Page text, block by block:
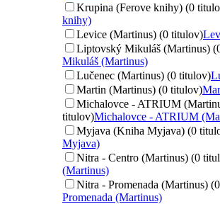
Krupina (Ferove knihy) (0
knihy)
Levice (Martinus) (0 titulov)
Liptovský Mikuláš (Martinus)
Mikuláš (Martinus)
Lučenec (Martinus) (0 titulov)
Martin (Martinus) (0 titulov)
Michalovce - ATRIUM
titulov)Michalovce - ATRIUM
Myjava (Kniha Myjava) (0
Myjava)
Nitra - Centro (Martinus) (0
(Martinus)
Nitra - Promenada (Martinus)
Promenada (Martinus)